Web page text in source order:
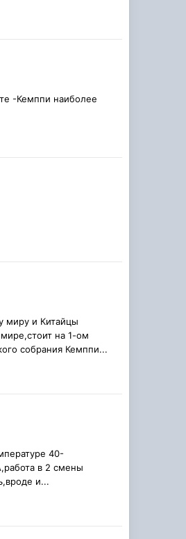
-Кемппи наиболее
миру и Китайцы
на 1-ом
собрания Кемппи...
40-
в 2 смены
и...